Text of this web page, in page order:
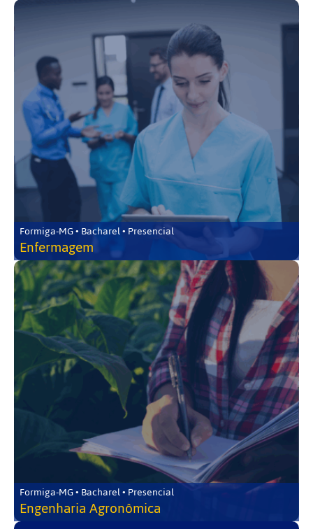
Formiga-MG • Bacharel • Presencial
Enfermagem
Formiga-MG • Bacharel • Presencial
Engenharia Agronômica